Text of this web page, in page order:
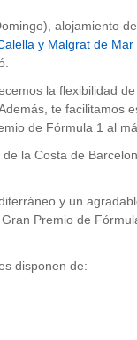
alojamiento de
y Malgrat de
la flexibilidad
te facilitamos
de Fórmula 1 al
la Costa de
y un
Premio de
disponen de: